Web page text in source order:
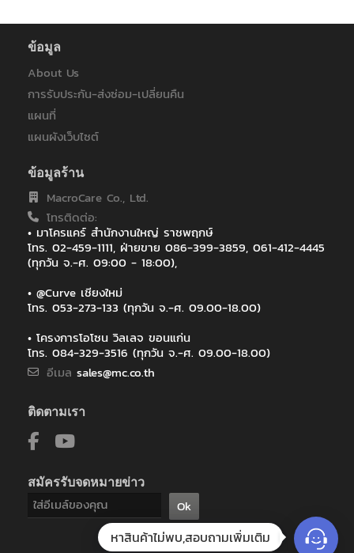
ข้อมูล
About Us
การรับประกัน-ส่งซ่อม-เปลี่ยนคืน
แผนที่
แผนผังเว็บไซต์
ข้อมูลร้าน
MacroCare Co., Ltd.
โทรติดต่อ:
• มาโครแคร์ สำนักงานใหญ่ ราชพฤกษ์
โทร. 02-459-1111, ฝ่ายขาย 086-399-3859, 061-412-4445
(ทุกวัน จ.-ศ. 09:00 - 18:00),
• @Curve เชียงใหม่
โทร. 053-273-133 (ทุกวัน จ.-ศ. 09.00-18.00)
• โครงการโอโซน วิลเลจ ขอนแก่น
โทร. 084-329-3516 (ทุกวัน จ.-ศ. 09.00-18.00)
อีเมล sales@mc.co.th
ติดตามเรา
สมัครรับจดหมายข่าว
Ok
หาสินค้าไม่พบ,สอบถามเพิ่มเติม